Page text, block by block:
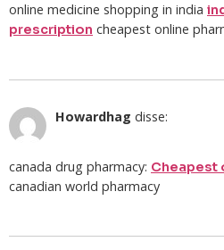
online medicine shopping in india
prescription cheapest online
Howardhag disse:
canada drug pharmacy: Cheapest
canadian world pharmacy